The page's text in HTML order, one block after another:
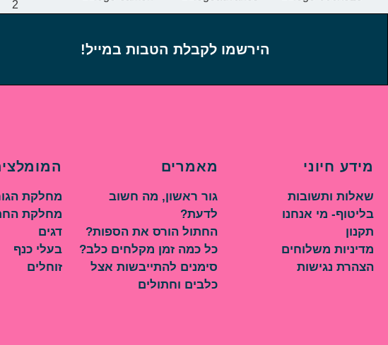
הירשמו לקבלת הטבות במייל!
מידע חיוני
שאלות ותשובות
בליטוף- מי אנחנו
תקנון
מדיניות משלוחים
הצהרת נגישות
מאמרים
גור ראשון, מה חשוב
לדעת?
החתול הורס את הספות?
כל כמה זמן מקלחים כלב?
סימנים להתייבשות אצל
כלבים וחתולים
מחלקת
מחלקת
דגים
בעלי כנף
זוחלים